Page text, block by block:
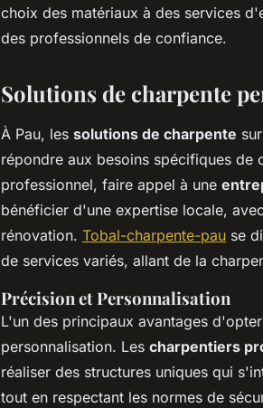
choix des matériaux à des services
des professionnels de confiance.
Solutions de charpente
À Pau, les solutions de charpente
répondre aux besoins spécifiques de
professionnel, faire appel à une
bénéficier d'une expertise locale,
rénovation. Tobal-charpente-pau se
de services variés, allant de la
Précision et Personnalisation
L'un des principaux avantages
personnalisation. Les charpentiers
réaliser des structures uniques qui
tout en respectant les normes de